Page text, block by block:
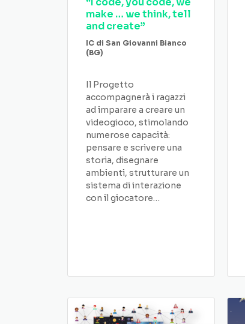
make … we think, tell
and create”
IC di San Giovanni Bianco
(BG)
Il Progetto
accompagnerà i ragazzi
ad imparare a creare un
videogioco, stimolando
numerose capacità:
pensare e scrivere una
storia, disegnare
ambienti, strutturare un
sistema di interazione
con il giocatore…